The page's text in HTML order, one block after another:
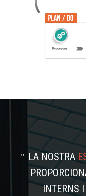
LA NOSTRA
INTERNS I